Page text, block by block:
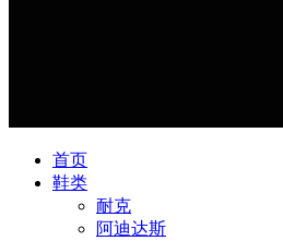
首页
鞋类
耐克
阿迪达斯